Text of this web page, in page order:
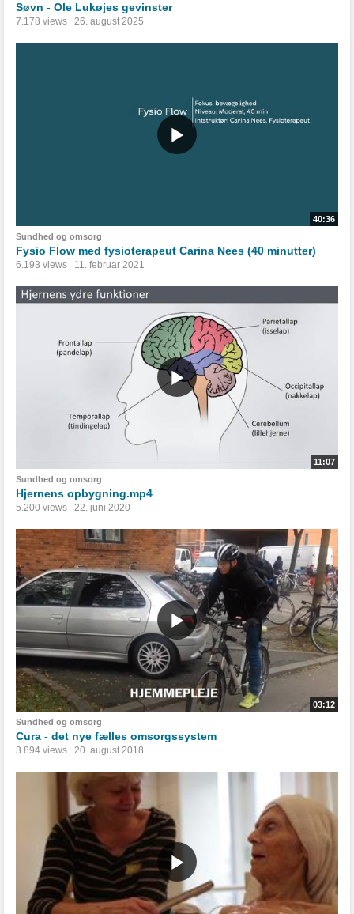
Søvn - Ole Lukøjes gevinster
7.178 views 26. august 2025
40:36
Sundhed og omsorg
Fysio Flow med fysioterapeut Carina Nees (40 minutter)
6.193 views 11. februar 2021
11:07
Sundhed og omsorg
Hjernens opbygning.mp4
5.200 views 22. juni 2020
03:12
Sundhed og omsorg
Cura - det nye fælles omsorgssystem
3.894 views 20. august 2018